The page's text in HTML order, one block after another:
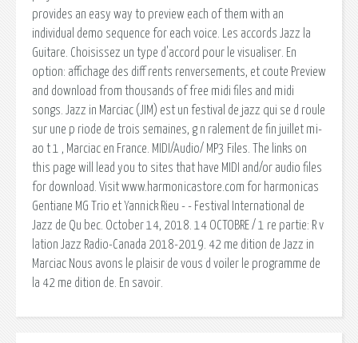
provides an easy way to preview each of them with an
individual demo sequence for each voice. Les accords Jazz la
Guitare. Choisissez un type d'accord pour le visualiser. En
option: affichage des diff rents renversements, et coute Preview
and download from thousands of free midi files and midi
songs. Jazz in Marciac (JIM) est un festival de jazz qui se d roule
sur une p riode de trois semaines, g n ralement de fin juillet mi-
ao t 1 , Marciac en France. MIDI/Audio/ MP3 Files. The links on
this page will lead you to sites that have MIDI and/or audio files
for download. Visit www.harmonicastore.com for harmonicas
Gentiane MG Trio et Yannick Rieu - - Festival International de
Jazz de Qu bec. October 14, 2018. 14 OCTOBRE / 1 re partie: R v
lation Jazz Radio-Canada 2018-2019. 42 me dition de Jazz in
Marciac Nous avons le plaisir de vous d voiler le programme de
la 42 me dition de. En savoir.